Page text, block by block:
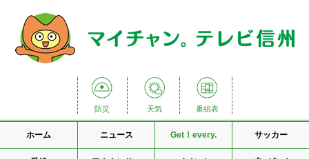
防災 天気 番組表
ホーム ニュース Get！every. サッカー